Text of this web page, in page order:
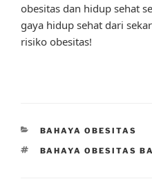
obesitas dan hidup sehat
gaya hidup sehat dari
risiko obesitas!
CATEGORIES
BAHAYA OBESITAS
TAGS
BAHAYA OBESITAS